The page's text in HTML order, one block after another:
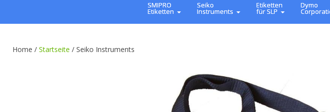
SMIPRO
Etiketten
Seiko
Instruments
Etiketten
für SLP
Dymo
Home / Startseite / Seiko Instruments